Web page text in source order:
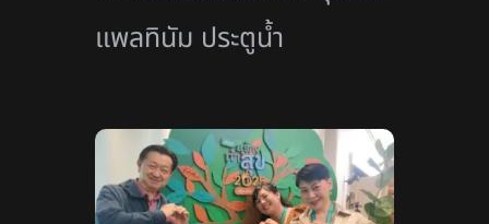
แพลทินัม ประตูน้ำ